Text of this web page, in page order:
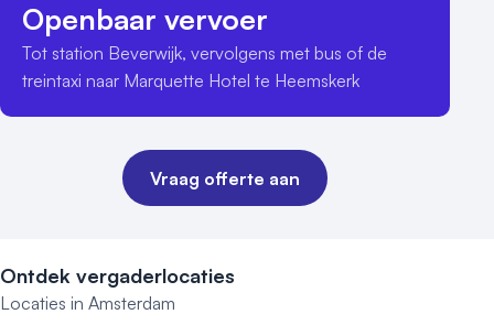
Openbaar vervoer
Tot station Beverwijk, vervolgens met bus of de
treintaxi naar Marquette Hotel te Heemskerk
Vraag offerte aan
Ontdek vergaderlocaties
Locaties in Amsterdam